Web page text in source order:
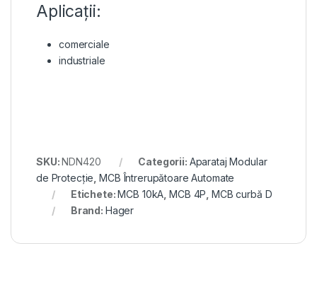
Aplicații:
comerciale
industriale
SKU:NDN420 Categorii: Aparataj Modular
de Protecție ,MCB Întrerupătoare Automate
Etichete:MCB 10kA ,MCB 4P MCB curbă D
Brand: Hager